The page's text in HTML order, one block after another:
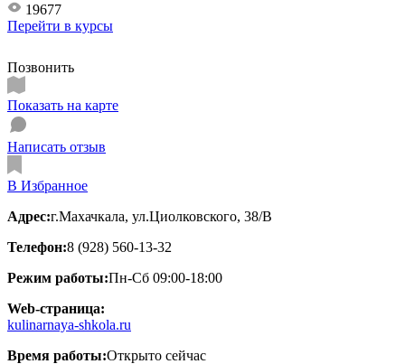
19677
Перейти в курсы
Позвонить
Показать на карте
Написать отзыв
В Избранное
Адрес:г.Махачкала, ул.Циолковского, 38/В
Телефон:8 (928) 560-13-32
Режим работы:Пн-Сб 09:00-18:00
Web-страница:
kulinarnaya-shkola.ru
Время работы:Открыто сейчас